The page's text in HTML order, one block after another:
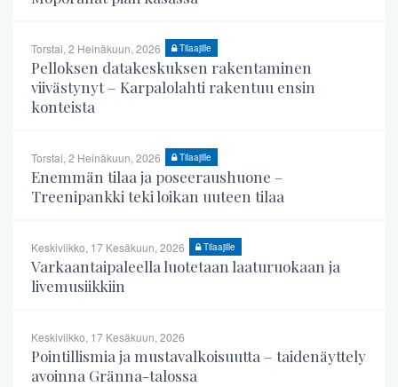
Torstai, 2 Heinäkuun, 2026 Tilaajille
Pelloksen datakeskuksen rakentaminen
viivästynyt – Karpalolahti rakentuu ensin
konteista
Torstai, 2 Heinäkuun, 2026 Tilaajille
Enemmän tilaa ja poseeraushuone –
Treenipankki teki loikan uuteen tilaa
Keskiviikko, 17 Kesäkuun, 2026 Tilaajille
Varkaantaipaleella luotetaan laaturuokaan ja
livemusiikkiin
Keskiviikko, 17 Kesäkuun, 2026
Pointillismia ja mustavalkoisuutta – taidenäyttely
avoinna Gränna-talossa